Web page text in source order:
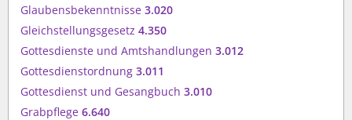
Glaubensbekenntnisse 3.020
Gleichstellungsgesetz 4.350
Gottesdienste und Amtshandlungen 3.012
Gottesdienstordnung 3.011
Gottesdienst und Gesangbuch 3.010
Grabpflege 6.640